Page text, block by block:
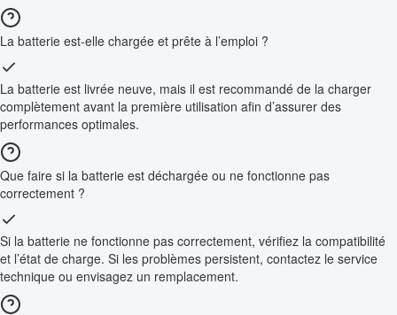
La batterie est-elle chargée et prête à l’emploi ?
La batterie est livrée neuve, mais il est recommandé de la charger
complètement avant la première utilisation afin d’assurer des
performances optimales.
Que faire si la batterie est déchargée ou ne fonctionne pas
correctement ?
Si la batterie ne fonctionne pas correctement, vérifiez la compatibilité
et l’état de charge. Si les problèmes persistent, contactez le service
technique ou envisagez un remplacement.